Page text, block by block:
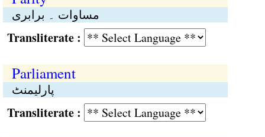
مساوات ۔ برابری
:
Parliament
پارلیمنٹ
: